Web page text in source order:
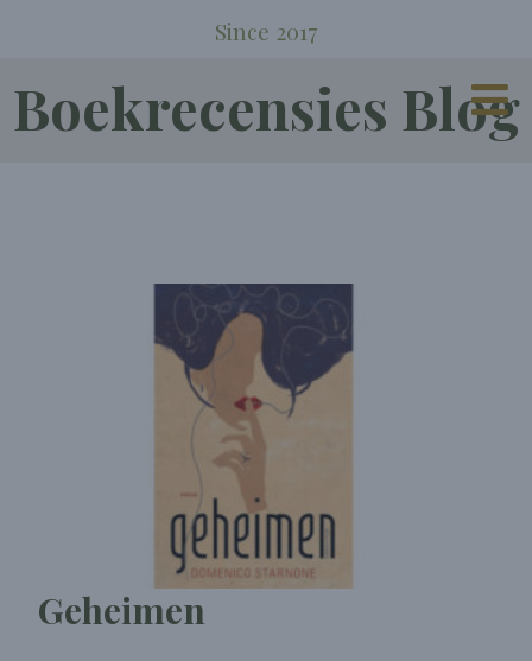
Since 2017
Boekrecensies Blog
Geheimen